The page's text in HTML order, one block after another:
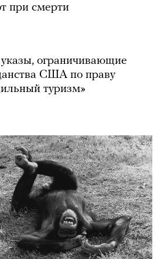
при смерти
ограничивающие
США по праву
туризм»